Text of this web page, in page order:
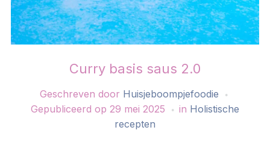
Curry basis saus 2.0
Geschreven door Huisjeboompjefoodie
Gepubliceerd op 29 mei 2025 in Holistische
recepten